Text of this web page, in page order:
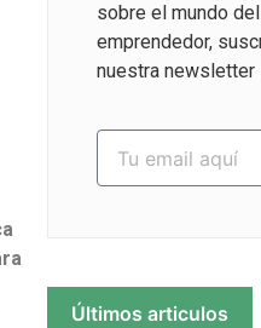
sobre el mundo del
emprendedor,
nuestra newsletter
Últimos articulos